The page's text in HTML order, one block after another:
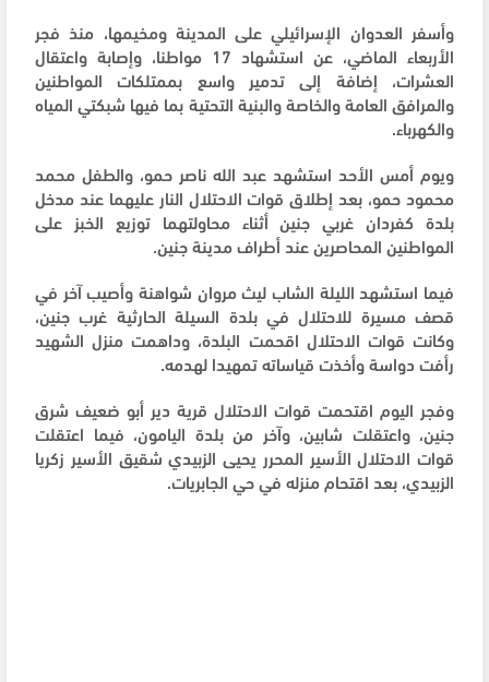
وأسفر العدوان الإسرائيلي على المدينة ومخيمها، منذ فجر
الأربعاء الماضي، عن استشهاد 17 مواطنا، وإصابة واعتقال
العشرات، إضافة إلى تدمير واسع بممتلكات المواطنين
والمرافق العامة والخاصة والبنية التحتية بما فيها شبكتي المياه
والكهرباء.
ويوم أمس الأحد استشهد عبد الله ناصر حمو، والطفل محمد
محمود حمو، بعد إطلاق قوات الاحتلال النار عليهما عند مدخل
بلدة كفردان غربي جنين أثناء محاولتهما توزيع الخبز على
المواطنين المحاصرين عند أطراف مدينة جنين.
فيما استشهد الليلة الشاب ليث مروان شواهنة وأصيب آخر في
قصف مسيرة للاحتلال في بلدة السيلة الحارثية غرب جنين،
وكانت قوات الاحتلال اقحمت البلدة، وداهمت منزل الشهيد
رأفت دواسة وأخذت قياساته تمهيدا لهدمه.
وفجر اليوم اقتحمت قوات الاحتلال قرية دير أبو ضعيف شرق
جنين، واعتقلت شابين، وآخر من بلدة اليامون، فيما اعتقلت
قوات الاحتلال الأسير المحرر يحيى الزبيدي شقيق الأسير زكريا
الزبيدي، بعد اقتحام منزله في حي الجابريات.